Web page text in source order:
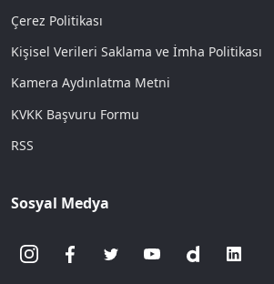
Çerez Politikası
Kişisel Verileri Saklama ve İmha Politikası
Kamera Aydınlatma Metni
KVKK Başvuru Formu
RSS
Sosyal Medya